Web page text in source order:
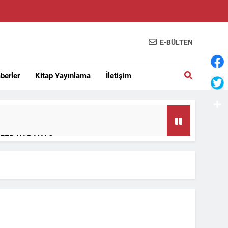
E-BÜLTEN
Kitap Yayınlama İletişim
KARAKAŞ
– lokman kurucu